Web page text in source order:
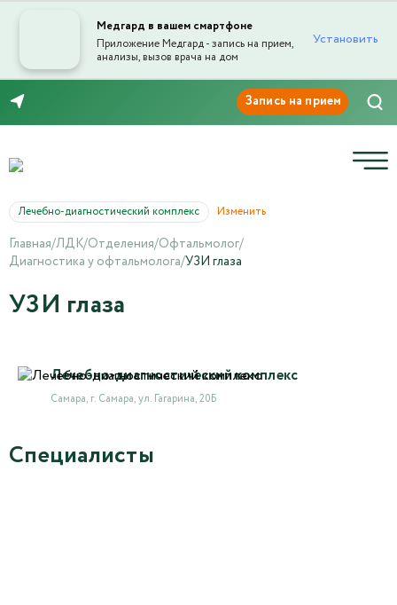
Медгард в вашем смартфоне
Приложение Медгард - запись на прием,
анализы, вызов врача на дом
Установить
Лечебно-диагностический комплекс Изменить
Главная/ЛДК/Отделения/Офтальмолог/
Диагностика у офтальмолога/УЗИ глаза
УЗИ глаза
Лечебно-диагностический комплекс
Самара, г. Самара, ул. Гагарина, 20Б
Специалисты